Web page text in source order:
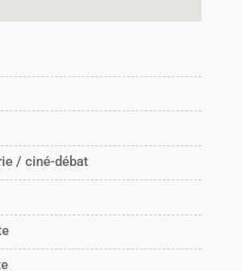
/ ciné-débat